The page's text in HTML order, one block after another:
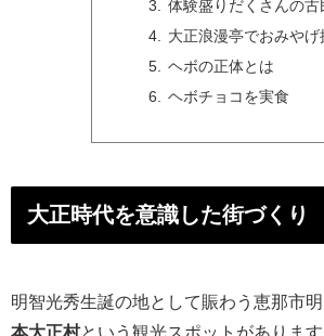
体験盛りだくさんの古
大正浪漫亭でおみやげ
ヘボの正体とは
ヘボチョコを実食
大正時代を意識した街づくり
明智光秀生誕の地として賑わう恵那市
本大正村という観光スポットがありま